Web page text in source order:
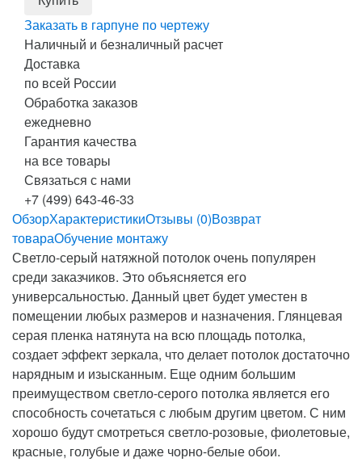
Заказать в гарпуне по чертежу
Наличный и безналичный расчет
Доставка
по всей России
Обработка заказов
ежедневно
Гарантия качества
на все товары
Связаться с нами
+7 (499) 643-46-33
ОбзорХарактеристикиОтзывы (0)Возврат
товараОбучение монтажу
Светло-серый натяжной потолок очень популярен
среди заказчиков. Это объясняется его
универсальностью. Данный цвет будет уместен в
помещении любых размеров и назначения. Глянцевая
серая пленка натянута на всю площадь потолка,
создает эффект зеркала, что делает потолок достаточно
нарядным и изысканным. Еще одним большим
преимуществом светло-серого потолка является его
способность сочетаться с любым другим цветом. С ним
хорошо будут смотреться светло-розовые, фиолетовые,
красные, голубые и даже чорно-белые обои.